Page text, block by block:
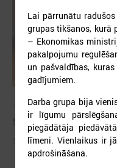
2026. gada 09. jūlijs
Sumināti Latvijas
Sumināti Latvijas labākie
Lai pārrunātu
grupas tikšanos, kurā
– Ekonomikas
pakalpojumu
un pašvaldības,
gadījumiem.
Darba grupa bija
ir līgumu
piegādātāja
līmeni. Vienlaikus ir
apdrošināšana.